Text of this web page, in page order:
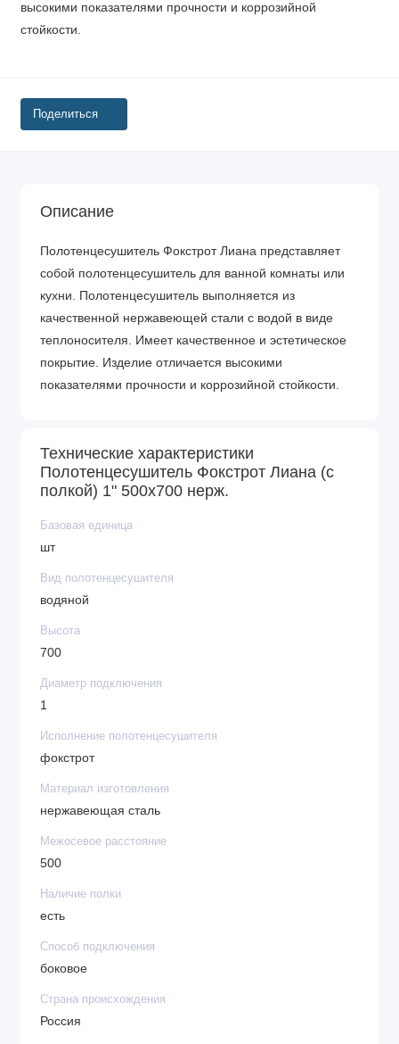
высокими показателями прочности и коррозийной
стойкости.
Поделиться
Описание
Полотенцесушитель Фокстрот Лиана представляет
собой полотенцесушитель для ванной комнаты или
кухни. Полотенцесушитель выполняется из
качественной нержавеющей стали с водой в виде
теплоносителя. Имеет качественное и эстетическое
покрытие. Изделие отличается высокими
показателями прочности и коррозийной стойкости.
Технические характеристики
Полотенцесушитель Фокстрот Лиана (с
полкой) 1" 500х700 нерж.
Базовая единица
шт
Вид полотенцесушителя
водяной
Высота
700
Диаметр подключения
1
Исполнение полотенцесушителя
фокстрот
Материал изготовления
нержавеющая сталь
Межосевое расстояние
500
Наличие полки
есть
Способ подключения
боковое
Страна происхождения
Россия